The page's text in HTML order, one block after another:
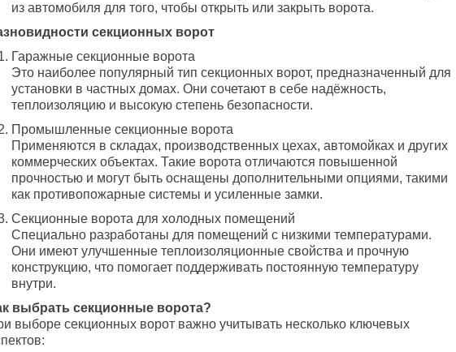
из автомобиля для того, чтобы открыть или закрыть ворота.
секционных ворот
Гаражные секционные ворота
Это наиболее популярный тип секционных ворот, предназначенный для
установки в частных домах. Они сочетают в себе надёжность,
теплоизоляцию и высокую степень безопасности.
Промышленные секционные ворота
Применяются в складах, производственных цехах, автомойках и других
коммерческих объектах. Такие ворота отличаются повышенной
прочностью и могут быть оснащены дополнительными опциями, такими
как противопожарные системы и усиленные замки.
Секционные ворота для холодных помещений
Специально разработаны для помещений с низкими температурами.
Они имеют улучшенные теплоизоляционные свойства и прочную
конструкцию, что помогает поддерживать постоянную температуру
внутри.
выбрать секционные ворота?
выборе секционных ворот важно учитывать несколько ключевых